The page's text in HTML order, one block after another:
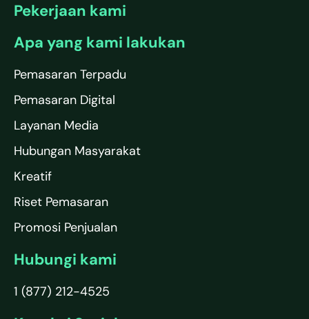
Pekerjaan kami
Apa yang kami lakukan
Pemasaran Terpadu
Pemasaran Digital
Layanan Media
Hubungan Masyarakat
Kreatif
Riset Pemasaran
Promosi Penjualan
Hubungi kami
1 (877) 212-4525